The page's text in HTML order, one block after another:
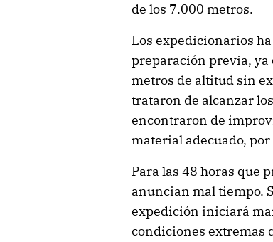
de los 7.000 metros.
Los expedicionarios
preparación previa, ya
metros de altitud sin
trataron de alcanzar
encontraron de
material adecuado,
Para las 48 horas que
anuncian mal tiempo.
expedición iniciará
condiciones extremas